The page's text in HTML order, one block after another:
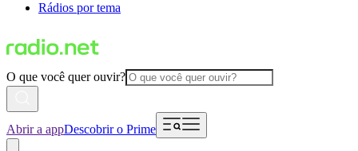
Rádios por tema
O que você quer ouvir?
Abrir a appDescobrir o Prime